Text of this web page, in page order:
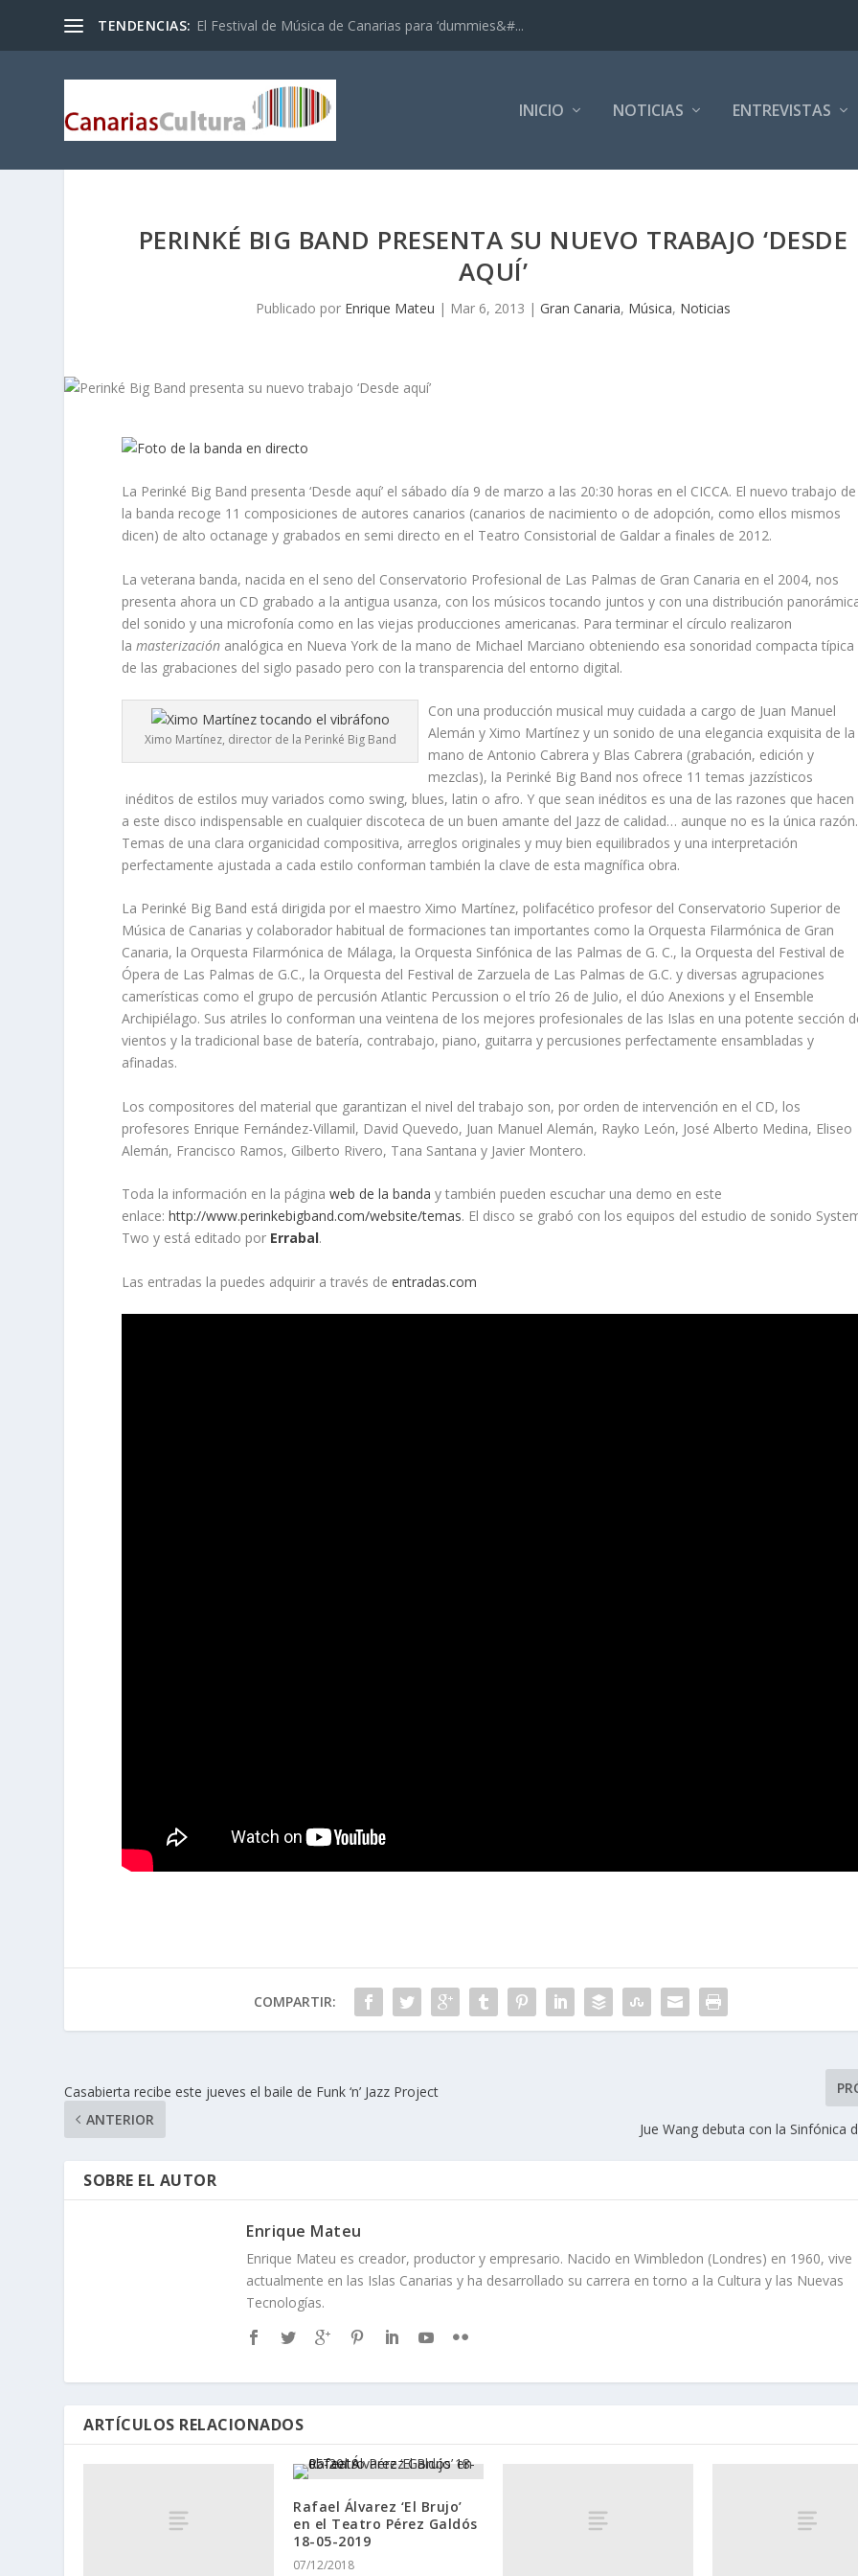
TENDENCIAS: El Festival de Música de Canarias para ‘dummies&#...
INICIO NOTICIAS ENTREVISTAS
PERINKÉ BIG BAND PRESENTA SU NUEVO TRABAJO ‘DESDE
AQUÍ’
Publicado por Enrique Mateu | Mar 6, 2013 | Gran Canaria, Música, Noticias
La Perinké Big Band presenta ‘Desde aquí’ el sábado día 9 de marzo a las 20:30 horas en el CICCA. El nuevo trabajo de
la banda recoge 11 composiciones de autores canarios (canarios de nacimiento o de adopción, como ellos mismos
dicen) de alto octanage y grabados en semi directo en el Teatro Consistorial de Galdar a finales de 2012.
La veterana banda, nacida en el seno del Conservatorio Profesional de Las Palmas de Gran Canaria en el 2004, nos
presenta ahora un CD grabado a la antigua usanza, con los músicos tocando juntos y con una distribución
del sonido y una microfonía como en las viejas producciones americanas. Para terminar el círculo realizaron
lamasterización analógica en Nueva York de la mano de Michael Marciano obteniendo esa sonoridad compacta típica
de las grabaciones del siglo pasado pero con la transparencia del entorno digital.
Ximo Martínez, director de la Perinké Big Band
Con una producción musical muy cuidada a cargo de Juan Manuel
Alemán y Ximo Martínez y un sonido de una elegancia exquisita de la
mano de Antonio Cabrera y Blas Cabrera (grabación, edición y
mezclas), la Perinké Big Band nos ofrece 11 temas jazzísticos
inéditos de estilos muy variados como swing, blues, latin o afro. Y que sean inéditos es una de las razones que hacen
a este disco indispensable en cualquier discoteca de un buen amante del Jazz de calidad… aunque no es la única razón.
Temas de una clara organicidad compositiva, arreglos originales y muy bien equilibrados y una interpretación
perfectamente ajustada a cada estilo conforman también la clave de esta magnífica obra.
La Perinké Big Band está dirigida por el maestro Ximo Martínez, polifacético profesor del Conservatorio Superior de
Música de Canarias y colaborador habitual de formaciones tan importantes como la Orquesta Filarmónica de Gran
Canaria, la Orquesta Filarmónica de Málaga, la Orquesta Sinfónica de las Palmas de G. C., la Orquesta del Festival de
Ópera de Las Palmas de G.C., la Orquesta del Festival de Zarzuela de Las Palmas de G.C. y diversas agrupaciones
camerísticas como el grupo de percusión Atlantic Percussion o el trío 26 de Julio, el dúo Anexions y el Ensemble
Archipiélago. Sus atriles lo conforman una veintena de los mejores profesionales de las Islas en una potente sección
vientos y la tradicional base de batería, contrabajo, piano, guitarra y percusiones perfectamente ensambladas y
afinadas.
Los compositores del material que garantizan el nivel del trabajo son, por orden de intervención en el CD, los
profesores Enrique Fernández-Villamil, David Quevedo, Juan Manuel Alemán, Rayko León, José Alberto Medina, Eliseo
Alemán, Francisco Ramos, Gilberto Rivero, Tana Santana y Javier Montero.
Toda la información en la páginaweb de la banda y también pueden escuchar una demo en este
enlace:http://www.perinkebigband.com/website/temas. El disco se grabó con los equipos del estudio de sonido
Two y está editado por Errabal.
Las entradas la puedes adquirir a través deentradas.com
COMPARTIR:
Casabierta recibe este jueves el baile de Funk ‘n’ Jazz Project
ANTERIOR
Jue Wang debuta con la Sinfónica
SOBRE EL AUTOR
Enrique Mateu
Enrique Mateu es creador, productor y empresario. Nacido en Wimbledon (Londres) en 1960, vive
actualmente en las Islas Canarias y ha desarrollado su carrera en torno a la Cultura y las Nuevas
Tecnologías.
ARTÍCULOS RELACIONADOS
Rafael Álvarez ‘El Brujo’
en el Teatro Pérez Galdós
18-05-2019
07/12/2018